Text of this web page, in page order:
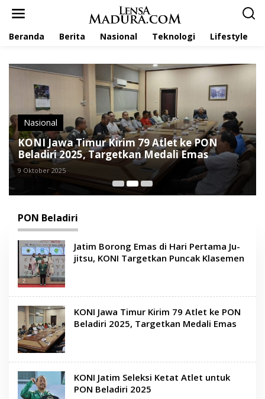
Beranda Berita Nasional Teknologi Lifestyle
Nasional
KONI Jawa Timur Kirim 79 Atlet ke PON
Beladiri 2025, Targetkan Medali Emas
9 Oktober 2025
PON Beladiri
Jatim Borong Emas di Hari Pertama Ju-
jitsu, KONI Targetkan Puncak Klasemen
KONI Jawa Timur Kirim 79 Atlet ke PON
Beladiri 2025, Targetkan Medali Emas
KONI Jatim Seleksi Ketat Atlet untuk
PON Beladiri 2025